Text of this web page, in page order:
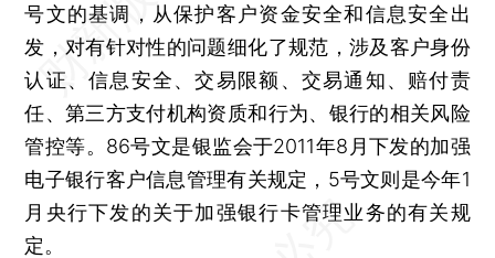
号文的基调，从保护客户资金安全和信息安全出
发，对有针对性的问题细化了规范，涉及客户身份
认证、信息安全、交易限额、交易通知、赔付责
任、第三方支付机构资质和行为、银行的相关风险
管控等。86号文是银监会于2011年8月下发的加强
电子银行客户信息管理有关规定，5号文则是今年1
月央行下发的关于加强银行卡管理业务的有关规
定。